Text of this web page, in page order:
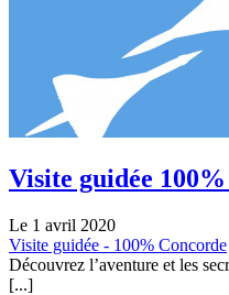
Visite guidée
Le 1 avril 2020
Visite guidée - 100% Concorde
Découvrez l’aventure et les
[...]